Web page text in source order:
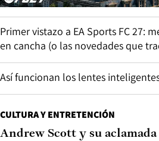
Primer vistazo a EA Sports FC 27:
en cancha (o las novedades que
Así funcionan los lentes
CULTURA Y ENTRETENCIÓN
Andrew Scott y su aclamada